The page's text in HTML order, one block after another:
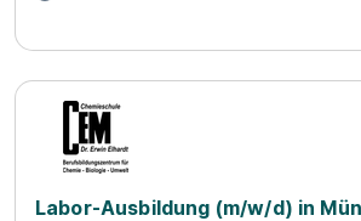
Labor-Ausbildung (m/w/d) in